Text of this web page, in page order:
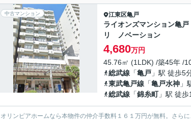
中古マンション 江東区亀戸
ライオンズマンション
リ ノベーション
4,680万円
45.76㎡ (1LDK) /築45年 /
総武線 「亀戸 」駅 徒歩5
東武亀戸線 「亀戸水神 」
総武線 「錦糸町」駅 徒歩
オリンピアホームなら本物件の仲介手数料１６１万円が無料。さら